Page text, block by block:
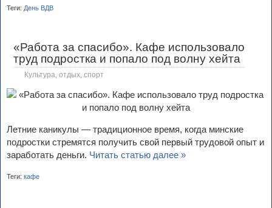
Теги: День ВДВ
«Работа за спасибо». Кафе использовало
труд подростка и попало под волну хейта
Культура, отдых, спорт
Летние каникулы — традиционное время, когда минские
подростки стремятся получить свой первый трудовой опыт и
заработать деньги. Читать статью далее »
Теги: кафе